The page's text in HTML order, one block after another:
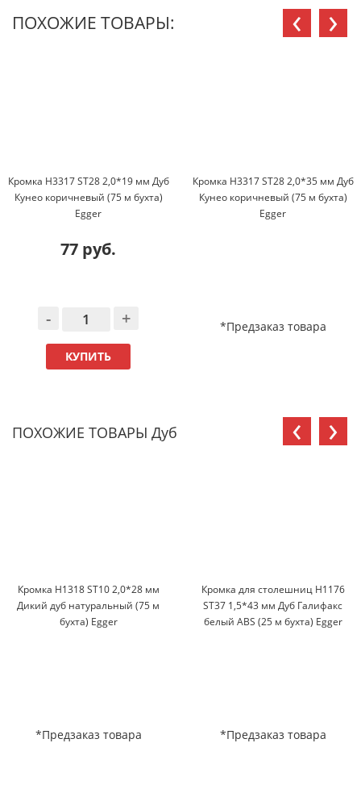
ПОХОЖИЕ ТОВАРЫ:
Кромка H3317 ST28 2,0*19 мм Дуб
Кунео коричневый (75 м бухта)
Egger
77 руб.
- +
КУПИТЬ
Кромка H3317 ST28 2,0*35 мм Дуб
Кунео коричневый (75 м бухта)
Egger
*Предзаказ товара
‹ ›
ПОХОЖИЕ ТОВАРЫ Дуб
Кромка H1318 ST10 2,0*28 мм
Дикий дуб натуральный (75 м
бухта) Egger
*Предзаказ товара
Кромка для столешниц H1176
ST37 1,5*43 мм Дуб Галифакс
белый ABS (25 м бухта) Egger
*Предзаказ товара
‹ ›